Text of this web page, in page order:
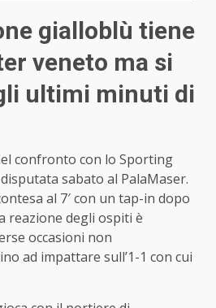
gialloblù tiene
veneto ma si
ultimi minuti di
confronto con lo Sporting
sabato al PalaMaser.
al 7′ con un tap-in dopo
reazione degli ospiti è
occasioni non
ad impattare sull’1-1 con cui